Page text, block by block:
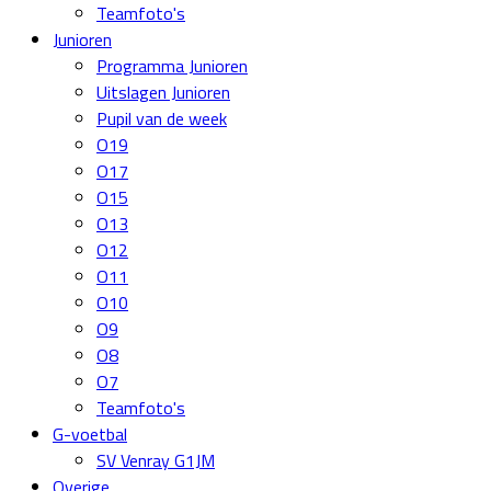
Teamfoto's
Junioren
Programma Junioren
Uitslagen Junioren
Pupil van de week
O19
O17
O15
O13
O12
O11
O10
O9
O8
O7
Teamfoto's
G-voetbal
SV Venray G1JM